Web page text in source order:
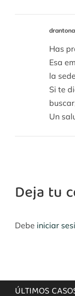
Has
Esa
la
Si te
Un
Deja tu
Debe iniciar
ÚLTIMOS